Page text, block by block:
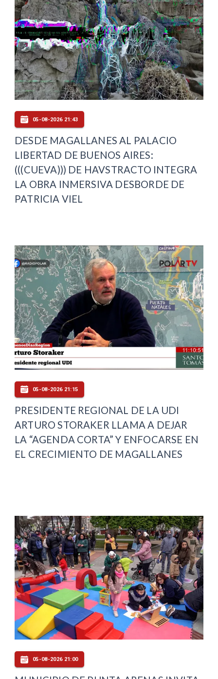
05-08-2026 21:43
DESDE MAGALLANES AL PALACIO
LIBERTAD DE BUENOS AIRES:
(((CUEVA))) DE HAVSTRACTO INTEGRA
LA OBRA INMERSIVA DESBORDE DE
PATRICIA VIEL
05-08-2026 21:15
PRESIDENTE REGIONAL DE LA UDI
ARTURO STORAKER LLAMA A DEJAR
LA “AGENDA CORTA” Y ENFOCARSE EN
EL CRECIMIENTO DE MAGALLANES
05-08-2026 21:00